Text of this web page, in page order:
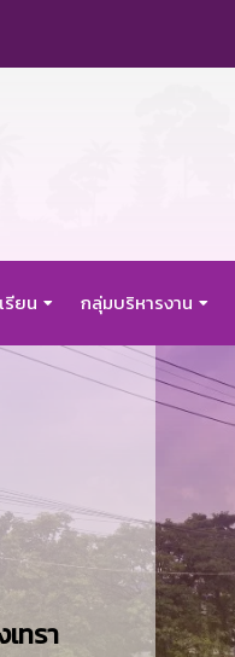
รียน กลุ่มบริหารงาน
ทรา